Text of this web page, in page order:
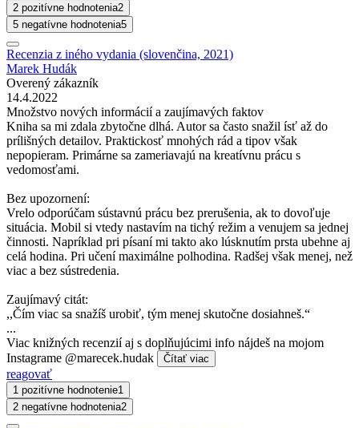
2 pozitívne hodnotenia2
5 negatívne hodnotenia5
Recenzia z iného vydania (slovenčina, 2021)
Marek Hudák
Overený zákazník
14.4.2022
Množstvo nových informácií a zaujímavých faktov
Kniha sa mi zdala zbytočne dlhá. Autor sa často snažil ísť až do
prílišných detailov. Praktickosť mnohých rád a tipov však
nepopieram. Primárne sa zameriavajú na kreatívnu prácu s
vedomosťami.
Bez upozornení:
Vrelo odporúčam sústavnú prácu bez prerušenia, ak to dovoľuje
situácia. Mobil si vtedy nastavím na tichý režim a venujem sa jednej
činnosti. Napríklad pri písaní mi takto ako lúsknutím prsta ubehne aj
celá hodina. Pri učení maximálne polhodina. Radšej však menej, než
viac a bez sústredenia.
Zaujímavý citát:
,,Čím viac sa snažíš urobiť, tým menej skutočne dosiahneš.“
...
Viac knižných recenzií aj s doplňujúcimi info nájdeš na mojom
Instagrame @marecek.hudak
Čítať viac
reagovať
1 pozitívne hodnotenie1
2 negatívne hodnotenia2